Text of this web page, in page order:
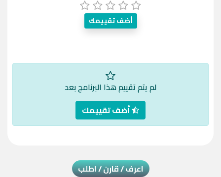
أضف تقييمك
لم يتم تقييم هذا البرنامج بعد
أضف تقييمك
اعرف / قارن / اطلب